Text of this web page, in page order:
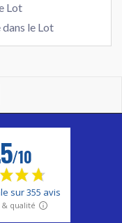
Lot
le Lot